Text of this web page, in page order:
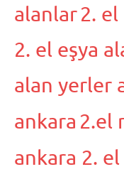
alanlar2. el
2. el eşya
alan yerler
ankara 2.el
ankara 2.